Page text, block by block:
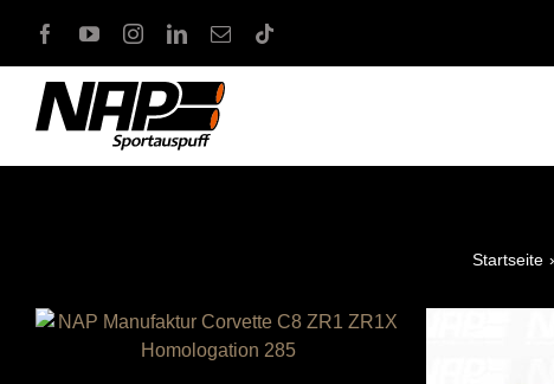
Inhalt
springen
Startseite